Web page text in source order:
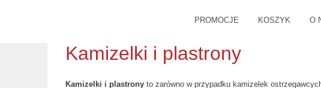
PROMOCJE KOSZYK O
Kamizelki i plastrony
Kamizelki i plastronyto zarówno w przypadku kamizelek